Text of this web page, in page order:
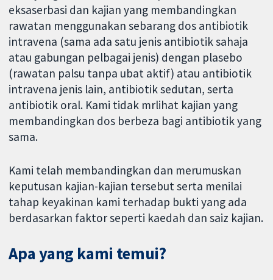
eksaserbasi dan kajian yang membandingkan
rawatan menggunakan sebarang dos antibiotik
intravena (sama ada satu jenis antibiotik sahaja
atau gabungan pelbagai jenis) dengan plasebo
(rawatan palsu tanpa ubat aktif) atau antibiotik
intravena jenis lain, antibiotik sedutan, serta
antibiotik oral. Kami tidak mrlihat kajian yang
membandingkan dos berbeza bagi antibiotik yang
sama.
Kami telah membandingkan dan merumuskan
keputusan kajian-kajian tersebut serta menilai
tahap keyakinan kami terhadap bukti yang ada
berdasarkan faktor seperti kaedah dan saiz kajian.
Apa yang kami temui?